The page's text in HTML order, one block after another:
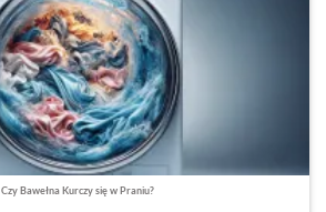
Czy Bawełna Kurczy się w Praniu?